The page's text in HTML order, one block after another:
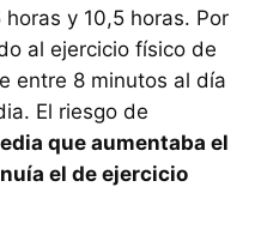
y 10,5 horas. Por
al ejercicio físico de
entre 8 minutos al día
El riesgo de
que aumentaba el
el de ejercicio